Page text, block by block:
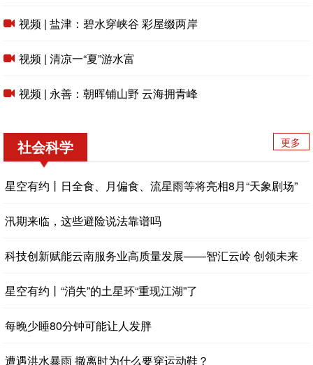
视频 | 盐津：碧水穿峡谷 彩屋缀两岸
视频 | 清凉一“夏”游水富
视频 | 永善：朝晖铺山野 云海拥青峰
社会科学 更多
星空有约丨日全食、月偏食、流星雨等将亮相8月“天象剧场”
汛期来临，这些避险说法靠谱吗
科技创新赋能云南服务业高质量发展——智汇云岭 创领未来
星空有约丨“消失”的土星环“重现江湖”了
每晚少睡80分钟可能让人发胖
遭遇洪水暴雨 撤离时为什么要穿运动鞋？